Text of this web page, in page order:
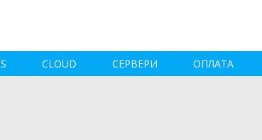
CLOUD СЕРВЕРИ ОПЛАТА